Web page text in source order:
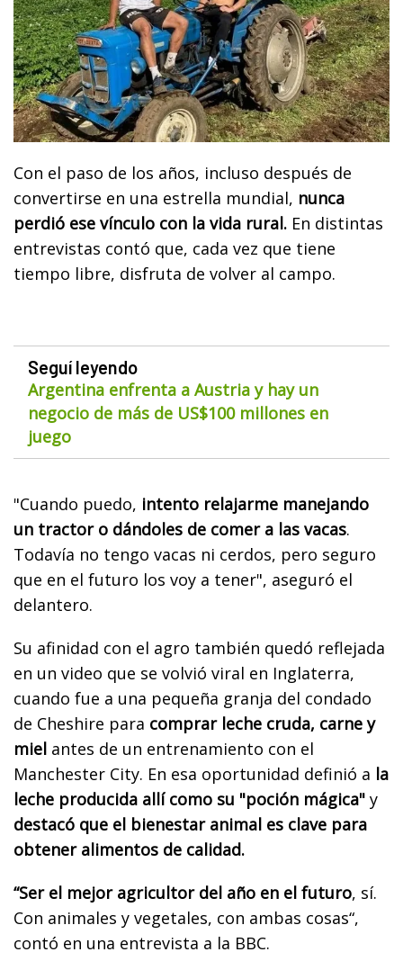
Con el paso de los años, incluso después de
convertirse en una estrella mundial, nunca
perdió ese vínculo con la vida rural. En distintas
entrevistas contó que, cada vez que tiene
tiempo libre, disfruta de volver al campo.
Seguí leyendo
Argentina enfrenta a Austria y hay un
negocio de más de US$100 millones en
juego
"Cuando puedo, intento relajarme manejando
un tractor o dándoles de comer a las vacas.
Todavía no tengo vacas ni cerdos, pero seguro
que en el futuro los voy a tener", aseguró el
delantero.
Su afinidad con el agro también quedó reflejada
en un video que se volvió viral en Inglaterra,
cuando fue a una pequeña granja del condado
de Cheshire para comprar leche cruda, carne y
miel antes de un entrenamiento con el
Manchester City. En esa oportunidad definió a la
leche producida allí como su "poción mágica" y
destacó que el bienestar animal es clave para
obtener alimentos de calidad.
“Ser el mejor agricultor del año en el futuro, sí.
Con animales y vegetales, con ambas cosas“,
contó en una entrevista a la BBC.